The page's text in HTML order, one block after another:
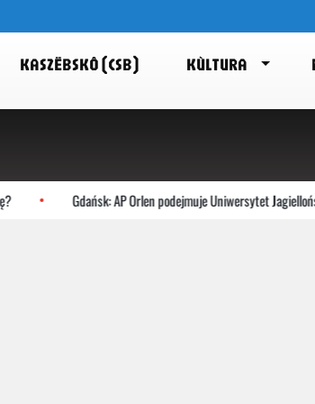
KASZËBSKÔ (CSB) KÙLTURA
Gdańsk: AP Orlen podejmuje Uniwersytet Jagielloński